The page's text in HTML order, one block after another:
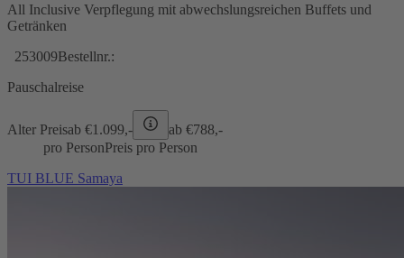
All Inclusive Verpflegung mit abwechslungsreichen Buffets und
Getränken
253009Bestellnr.:
Pauschalreise
Alter Preisab €1.099,- ab €788,-
pro PersonPreis pro Person
TUI BLUE Samaya